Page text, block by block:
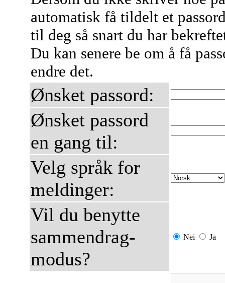
automatisk få tildelt et
til deg så snart du har
Du kan senere be om å få
endre det.
Ønsket passord:
Ønsket passord
en gang til:
Velg språk for
meldinger:
Vil du benytte
sammendrag-
modus?
Nei Ja